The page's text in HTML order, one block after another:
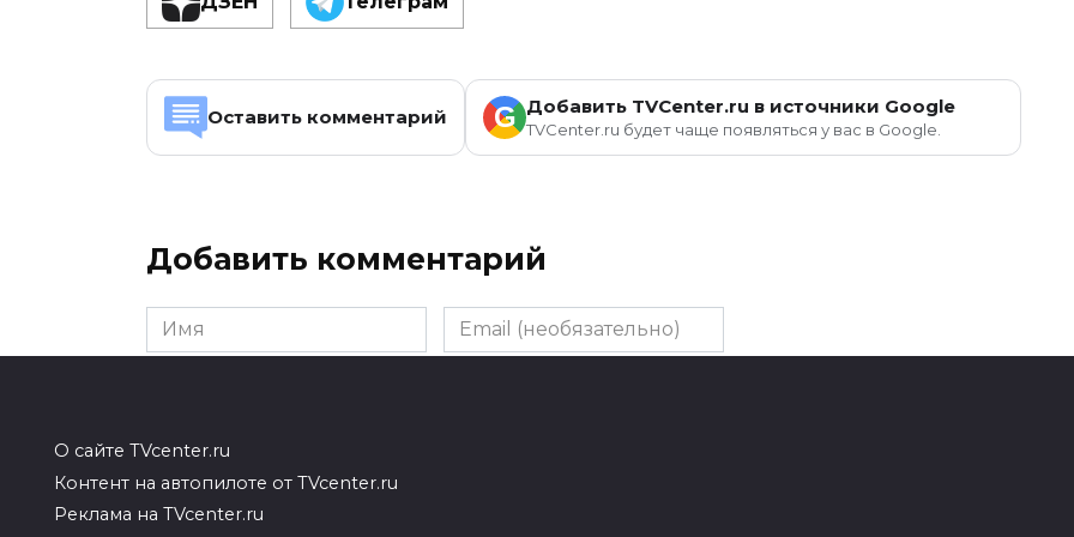
Оставить комментарий G Добавить TVCenter.ru в источники Google
TVCenter.ru будет чаще появляться у вас в Google.
Добавить комментарий
Имя
Email
(необязательно)
О сайте TVcenter.ru
Контент на автопилоте от TVcenter.ru
Реклама на TVcenter.ru